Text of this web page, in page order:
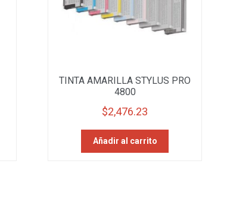
TINTA AMARILLA STYLUS PRO
4800
$2,476.23
Añadir al carrito